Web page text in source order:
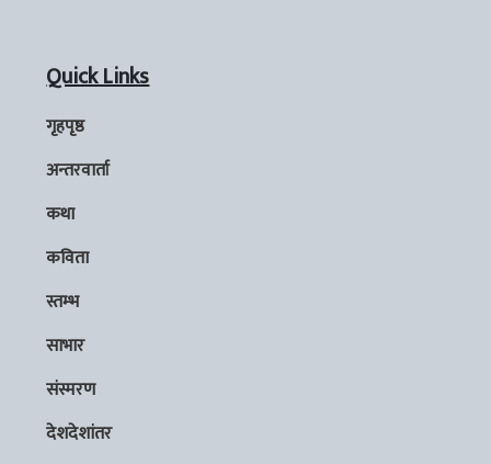
Quick Links
गृहपृष्ठ
अन्तरवार्ता
कथा
कविता
स्तम्भ
साभार
संस्मरण
देशदेशांतर